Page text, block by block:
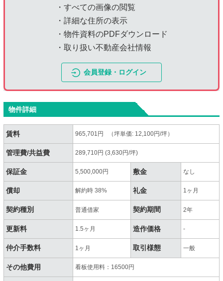
・すべての画像の閲覧
・詳細な住所の表示
・物件資料のPDFダウンロード
・取り扱い不動産会社情報
会員登録・ログイン
物件詳細
賃料 965,701円 （坪単価: 12,100円/坪）
管理費/共益費 289,710円 (3,630円/坪)
保証金 5,500,000円 敷金 なし
償却 解約時 38% 礼金 1ヶ月
契約種別 普通借家 契約期間 2年
更新料 1.5ヶ月 造作価格 -
仲介手数料 1ヶ月 取引様態 一般
その他費用 看板使用料：16500円